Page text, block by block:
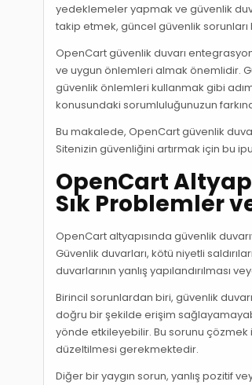
yedeklemeler yapmak ve güvenlik
takip etmek, güncel güvenlik sorunları
OpenCart güvenlik duvarı
ve uygun önlemleri almak önemlidir.
güvenlik önlemleri kullanmak gibi
konusundaki sorumluluğunuzun
Bu makalede, OpenCart güvenlik
Sitenizin güvenliğini artırmak için bu
OpenCart
Sık Problemler
OpenCart altyapısında güvenlik
Güvenlik duvarları, kötü niyetli
duvarlarının yanlış yapılandırılması
Birincil sorunlardan biri, güvenlik
doğru bir şekilde erişim
yönde etkileyebilir. Bu sorunu çözmek
düzeltilmesi gerekmektedir.
Diğer bir yaygın sorun, yanlış pozitif